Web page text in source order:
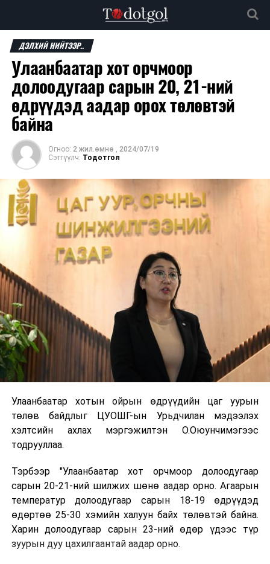
ДЭЛХИЙ НИЙТЭЭР..
Улаанбаатар хот орчмоор
долоодугаар сарын 20, 21-ний
өдрүүдэд аадар орох төлөвтэй
байна
Огноо: 2 жил.өмнө , 2024/07/19
Сэтгүүлч: Тодотгол
Улаанбаатар хотын ойрын өдрүүдийн цаг уурын
төлөв байдлыг ЦУОШГ-ын Урьдчилан мэдээлэх
хэлтсийн ахлах мэргэжилтэн О.Оюунчимэгээс
тодрууллаа.
Тэрбээр "Улаанбаатар хот орчмоор долоодугаар
сарын 20-21-ний шилжих шөнө аадар орно. Агаарын
температур долоодугаар сарын 18-19 өдрүүдэд
өдөртөө 25-30 хэмийн халуун байх төлөвтэй байна.
Харин долоодугаар сарын 23-ний өдөр үдээс түр
зуурын дуу цахилгаантай аадар орно.